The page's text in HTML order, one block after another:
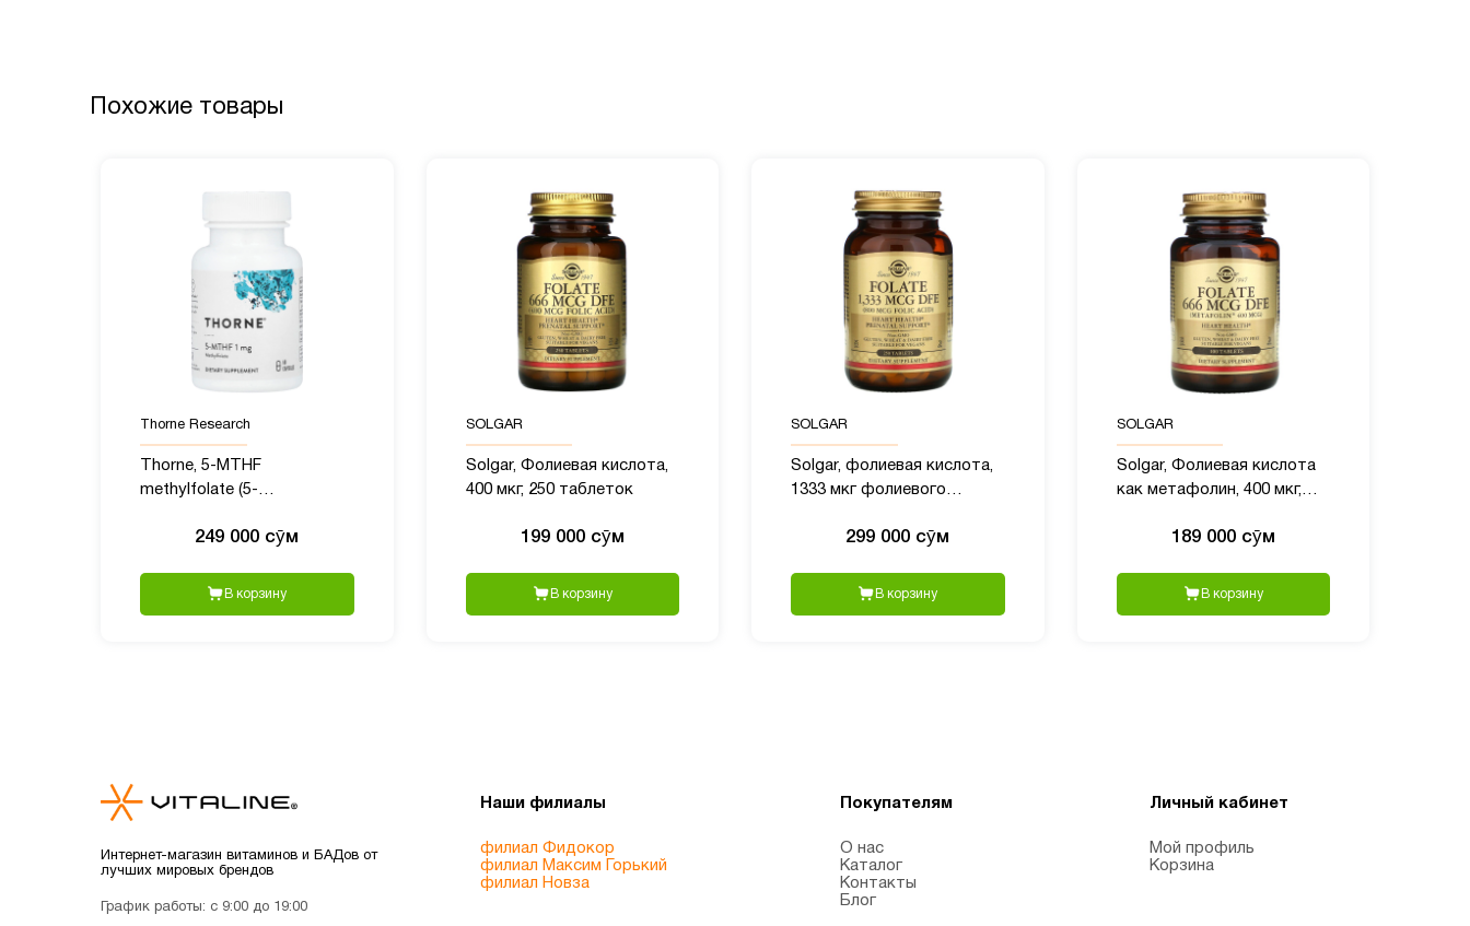
Похожие товары
Thorne Research
Thorne, 5-MTHF
methylfolate (5-
мг, 60 капсул249 000 сӯм
В корзину
SOLGAR
Solgar, Фолиевая кислота,
400 мкг, 250 таблеток
199 000 сӯм
В корзину
SOLGAR
Solgar, фолиевая кислота,
1333 мкг фолиевого
299 000 сӯм
В корзину
SOLGAR
Solgar, Фолиевая кислота
как метафолин, 400 мкг,
189 000 сӯм
В корзину
Интернет-магазин витаминов и БАДов от
лучших мировых брендов
График работы: с 9:00 до 19:00
Наши филиалы
филиал Фидокор
филиал Максим Горький
филиал Новза
Покупателям
О нас
Каталог
Контакты
Блог
Личный кабинет
Мой профиль
Корзина